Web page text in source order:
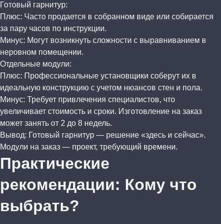
Готовый гарнитур:
Плюс: Часто продается в собранном виде или собирается
за пару часов по инструкции.
Минус: Могут возникнуть сложности с выравниванием в
неровном помещении.
Отдельные модули:
Плюс: Профессиональные установщики соберут их в
идеальную конструкцию с учетом нюансов стен и пола.
Минус: Требует привлечения специалистов, что
увеличивает стоимость и сроки. Изготовление на заказ
может занять от 2 до 8 недель.
Вывод: Готовый гарнитур — решение «здесь и сейчас».
Модули на заказ — проект, требующий времени.
Практические
рекомендации: Кому что
выбрать?